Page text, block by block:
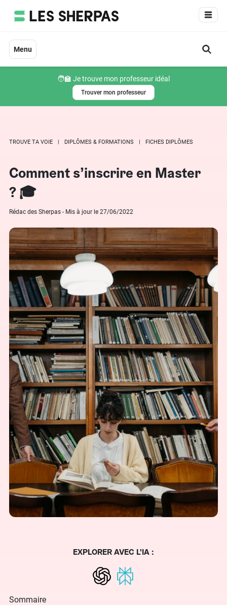
Menu
🧑‍🏫 Je trouve mon professeur idéal
Trouver mon professeur
TROUVE TA VOIE DIPLÔMES & FORMATIONS FICHES DIPLÔMES
Comment s’inscrire en Master
? 🎓
Rédac des Sherpas - Mis à jour le 27/06/2022
EXPLORER AVEC L'IA :
Sommaire